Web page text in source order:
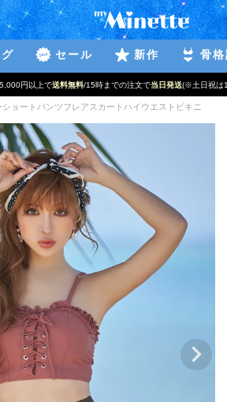
セール 新作 骨格
5,000円以上で送料無料/15時までの注文で当日発送(※土日祝は
ョートパンツフレアスカートハイウエストビキニ